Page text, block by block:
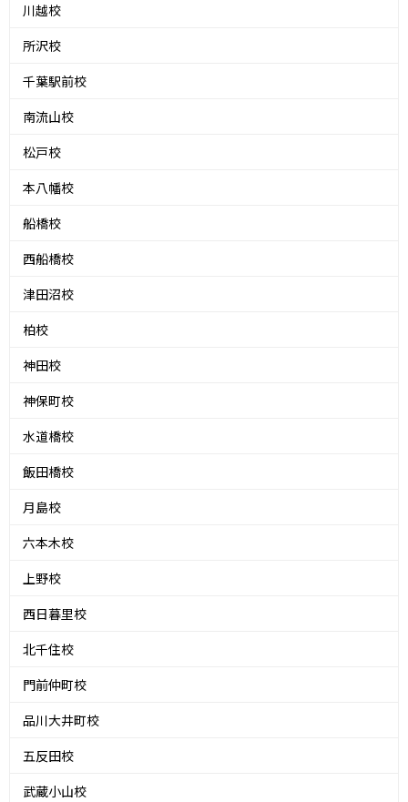
川越校
所沢校
千葉駅前校
南流山校
松戸校
本八幡校
船橋校
西船橋校
津田沼校
柏校
神田校
神保町校
水道橋校
飯田橋校
月島校
六本木校
上野校
西日暮里校
北千住校
門前仲町校
品川大井町校
五反田校
武蔵小山校